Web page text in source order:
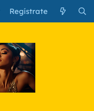
Regístrate